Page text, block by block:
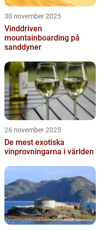
30 november 2025
Vinddriven
mountainboarding på
sanddyner
26 november 2025
De mest exotiska
vinprovningarna i världen